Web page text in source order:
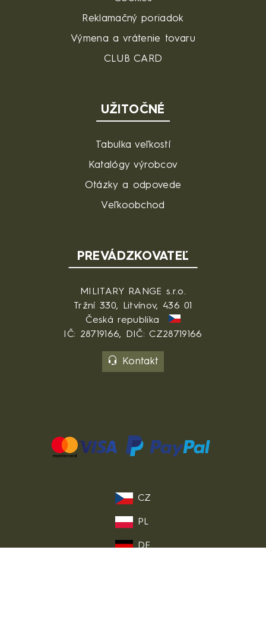
Reklamačný poriadok
Výmena a vrátenie tovaru
CLUB CARD
UŽITOČNÉ
Tabulka veľkostí
Katalógy výrobcov
Otázky a odpovede
Veľkoobchod
PREVÁDZKOVATEĽ
MILITARY RANGE s.r.o.
Tržní 330, Litvínov, 436 01
Česká republika
IČ: 28719166, DIČ: CZ28719166
Kontakt
CZ
PL
DE